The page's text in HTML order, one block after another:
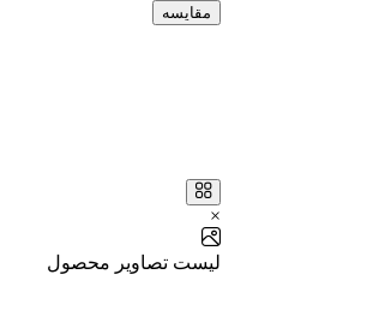
مقایسه
×
لیست تصاویر محصول